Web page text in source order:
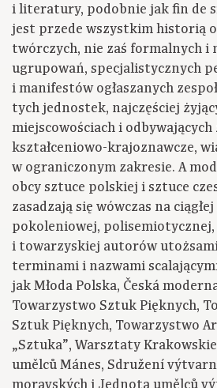
i literatury, podobnie jak fin de
jest przede wszystkim historią
twórczych, nie zaś formalnych i
ugrupowań, specjalistycznych
i manifestów ogłaszanych
tych jednostek, najczęściej
miejscowościach i
kształceniowo-krajoznawcze,
w ograniczonym zakresie. A
obcy sztuce polskiej i sztuce
zasadzają się wówczas na
pokoleniowej,
i towarzyskiej autorów
terminami i nazwami
jak Młoda Polska, Česká
Towarzystwo Sztuk Pięknych,
Sztuk Pięknych, Towarzystwo
„Sztuka”, Warsztaty
umělců Mánes, Sdružení